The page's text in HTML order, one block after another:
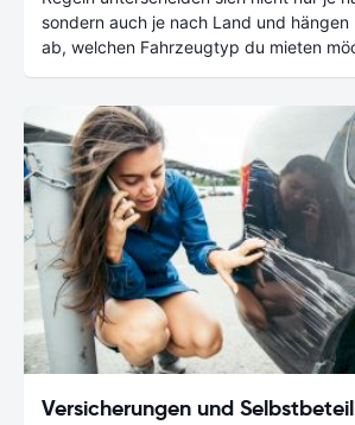
sondern auch je nach Land und
ab, welchen Fahrzeugtyp du mieten
Versicherungen und